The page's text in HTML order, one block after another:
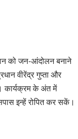
को जन-आंदोलन बनाने
वीरेंद्र गुप्ता और
कार्यक्रम के अंत में
इन्हें रोपित कर सकें।